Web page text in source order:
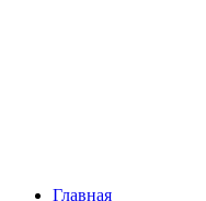
Главная